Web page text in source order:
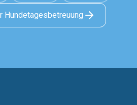
Hundetagesbetreuung